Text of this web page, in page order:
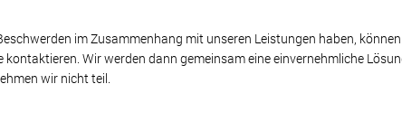
im Zusammenhang mit unseren Leistungen haben, können
Wir werden dann gemeinsam eine einvernehmliche
wir nicht teil.